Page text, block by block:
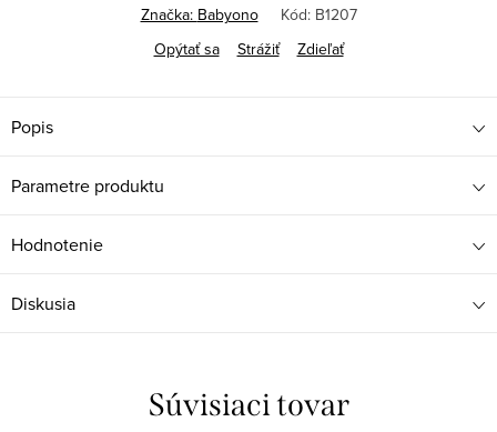
Značka: Babyono Kód: B1207
Opýtať sa
Strážiť Zdieľať
Popis
Parametre produktu
Hodnotenie
Diskusia
Súvisiaci tovar